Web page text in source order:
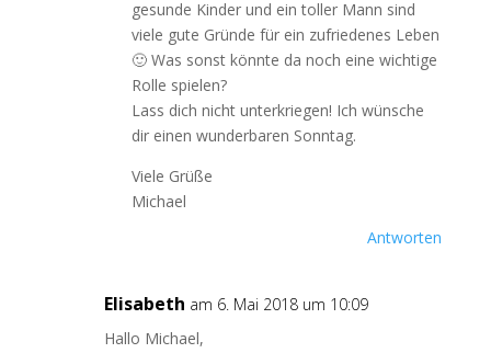
gesunde Kinder und ein toller Mann sind
viele gute Gründe für ein zufriedenes Leben
🙂 Was sonst könnte da noch eine wichtige
Rolle spielen?
Lass dich nicht unterkriegen! Ich wünsche
dir einen wunderbaren Sonntag.
Viele Grüße
Michael
Antworten
Elisabeth am 6. Mai 2018 um 10:09
Hallo Michael,